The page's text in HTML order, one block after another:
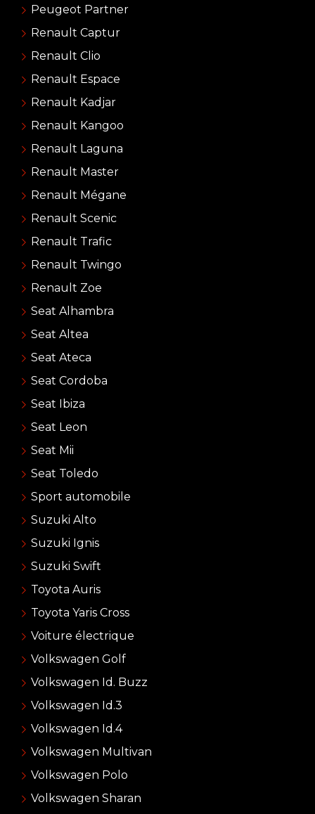
Peugeot Partner
Renault Captur
Renault Clio
Renault Espace
Renault Kadjar
Renault Kangoo
Renault Laguna
Renault Master
Renault Mégane
Renault Scenic
Renault Trafic
Renault Twingo
Renault Zoe
Seat Alhambra
Seat Altea
Seat Ateca
Seat Cordoba
Seat Ibiza
Seat Leon
Seat Mii
Seat Toledo
Sport automobile
Suzuki Alto
Suzuki Ignis
Suzuki Swift
Toyota Auris
Toyota Yaris Cross
Voiture électrique
Volkswagen Golf
Volkswagen Id. Buzz
Volkswagen Id.3
Volkswagen Id.4
Volkswagen Multivan
Volkswagen Polo
Volkswagen Sharan